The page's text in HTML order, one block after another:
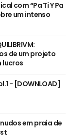
com “Pa Ti Y Pa
um intenso
de um projeto
lucros
- [DOWNLOAD]
em praia de